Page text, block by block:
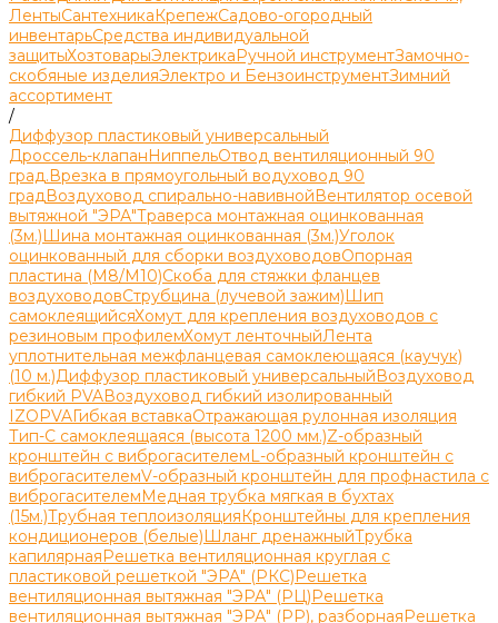
ЛентыСантехникаКрепежСадово-огородный
инвентарьСредства индивидуальной
защитыХозтоварыЭлектрикаРучной инструментЗамочно-
скобяные изделияЭлектро и БензоинструментЗимний
ассортимент
/
Диффузор пластиковый универсальный
Дроссель-клапанНиппельОтвод вентиляционный 90
град.Врезка в прямоугольный водуховод 90
градВоздуховод спирально-навивнойВентилятор осевой
вытяжной "ЭРА"Траверса монтажная оцинкованная
(3м.)Шина монтажная оцинкованная (3м.)Уголок
оцинкованный для сборки воздуховодовОпорная
пластина (М8/М10)Скоба для стяжки фланцев
воздуховодовСтрубцина (лучевой зажим)Шип
самоклеящийсяХомут для крепления воздуховодов с
резиновым профилемХомут ленточныйЛента
уплотнительная межфланцевая самоклеющаяся (каучук)
(10 м.)Диффузор пластиковый универсальныйВоздуховод
гибкий PVAВоздуховод гибкий изолированный
IZOPVAГибкая вставкаОтражающая рулонная изоляция
Тип-С самоклеящаяся (высота 1200 мм.)Z-образный
кронштейн с виброгасителемL-образный кронштейн с
виброгасителемV-образный кронштейн для профнастила с
виброгасителемМедная трубка мягкая в бухтах
(15м.)Трубная теплоизоляцияКронштейны для крепления
кондиционеров (белые)Шланг дренажныйТрубка
капилярнаяРешетка вентиляционная круглая с
пластиковой решеткой "ЭРА" (РКС)Решетка
вентиляционная вытяжная "ЭРА" (РЦ)Решетка
вентиляционная вытяжная "ЭРА" (РР), разборнаяРешетка